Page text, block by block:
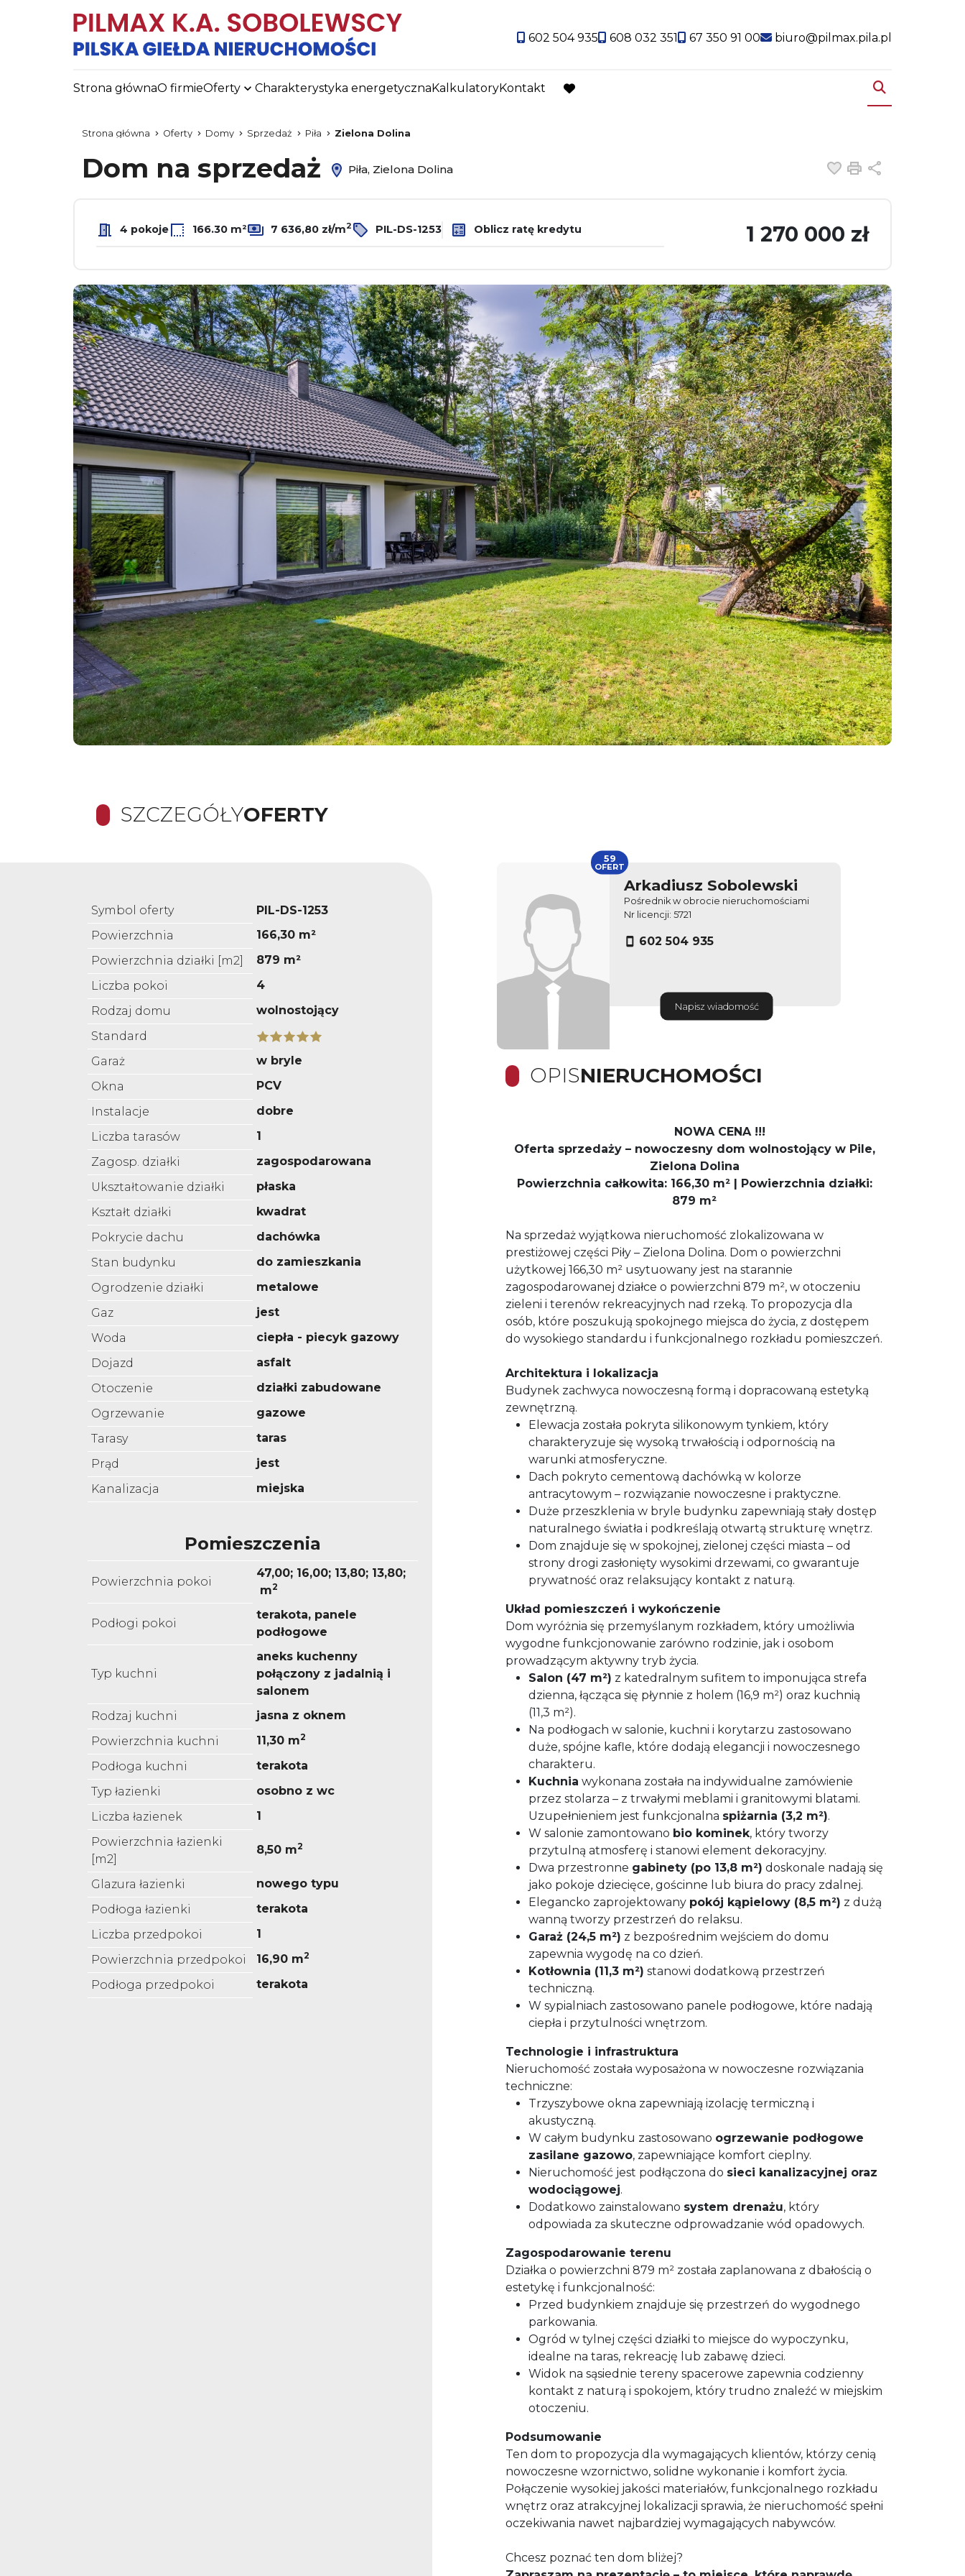
602 504 935 608 032 351 67 350 91 00 biuro@pilmax.pila.pl
Strona głównaO firmieOferty Charakterystyka energetycznaKalkulatoryKontakt
favorite
Strona główna Oferty Domy Sprzedaż Piła Zielona Dolina
Dom na sprzedaż Piła, Zielona Dolina Dodaj do
Drukuj
4 pokoje 166.30 m² 7 636,80 zł/m2 PIL-DS-1253 Oblicz ratę kredytu 1 270 000 zł
SZCZEGÓŁYOFERTY
Symbol oferty
PIL-DS-1253
Powierzchnia
166,30 m²
Powierzchnia działki [m2]
879 m²
Liczba pokoi
4
Rodzaj domu
wolnostojący
Standard
Garaż
w bryle
Okna
PCV
Instalacje
dobre
Liczba tarasów
1
Zagosp. działki
zagospodarowana
Ukształtowanie działki
płaska
Kształt działki
kwadrat
Pokrycie dachu
dachówka
Stan budynku
do zamieszkania
Ogrodzenie działki
metalowe
Gaz
jest
Woda
ciepła - piecyk gazowy
Dojazd
asfalt
Otoczenie
działki zabudowane
Ogrzewanie
gazowe
Tarasy
taras
Prąd
jest
Kanalizacja
miejska
Pomieszczenia
Powierzchnia pokoi
47,00; 16,00; 13,80; 13,80;
m2
Podłogi pokoi
terakota, panele
podłogowe
Typ kuchni
aneks kuchenny
połączony z jadalnią i
salonem
Rodzaj kuchni
jasna z oknem
Powierzchnia kuchni
11,30 m2
Podłoga kuchni
terakota
Typ łazienki
osobno z wc
Liczba łazienek
1
Powierzchnia łazienki
[m2]
8,50 m2
Glazura łazienki
nowego typu
Podłoga łazienki
terakota
Liczba przedpokoi
1
Powierzchnia przedpokoi
16,90 m2
Podłoga przedpokoi terakota
Arkadiusz Sobolewski
Pośrednik w obrocie nieruchomościami
Nr licencji: 5721
602 504 935
Napisz wiadomość
59
OFERT
OPISNIERUCHOMOŚCI
NOWA CENA !!!
Oferta sprzedaży – nowoczesny dom wolnostojący w Pile,
Zielona Dolina
Powierzchnia całkowita: 166,30 m² | Powierzchnia działki:
879 m²
Na sprzedaż wyjątkowa nieruchomość zlokalizowana w
prestiżowej części Piły – Zielona Dolina. Dom o powierzchni
użytkowej 166,30 m² usytuowany jest na starannie
zagospodarowanej działce o powierzchni 879 m², w otoczeniu
zieleni i terenów rekreacyjnych nad rzeką. To propozycja dla
osób, które poszukują spokojnego miejsca do życia, z dostępem
do wysokiego standardu i funkcjonalnego rozkładu pomieszczeń.
Architektura i lokalizacja
Budynek zachwyca nowoczesną formą i dopracowaną estetyką
zewnętrzną.
Elewacja została pokryta silikonowym tynkiem, który
charakteryzuje się wysoką trwałością i odpornością na
warunki atmosferyczne.
Dach pokryto cementową dachówką w kolorze
antracytowym – rozwiązanie nowoczesne i praktyczne.
Duże przeszklenia w bryle budynku zapewniają stały dostęp
naturalnego światła i podkreślają otwartą strukturę wnętrz.
Dom znajduje się w spokojnej, zielonej części miasta – od
strony drogi zasłonięty wysokimi drzewami, co gwarantuje
prywatność oraz relaksujący kontakt z naturą.
Układ pomieszczeń i wykończenie
Dom wyróżnia się przemyślanym rozkładem, który umożliwia
wygodne funkcjonowanie zarówno rodzinie, jak i osobom
prowadzącym aktywny tryb życia.
Salon (47 m²) z katedralnym sufitem to imponująca strefa
dzienna, łącząca się płynnie z holem (16,9 m²) oraz kuchnią
(11,3 m²).
Na podłogach w salonie, kuchni i korytarzu zastosowano
duże, spójne kafle, które dodają elegancji i nowoczesnego
charakteru.
Kuchnia wykonana została na indywidualne zamówienie
przez stolarza – z trwałymi meblami i granitowymi blatami.
Uzupełnieniem jest funkcjonalna spiżarnia (3,2 m²).
W salonie zamontowano bio kominek, który tworzy
przytulną atmosferę i stanowi element dekoracyjny.
Dwa przestronne gabinety (po 13,8 m²) doskonale nadają się
jako pokoje dziecięce, gościnne lub biura do pracy zdalnej.
Elegancko zaprojektowany pokój kąpielowy (8,5 m²) z dużą
wanną tworzy przestrzeń do relaksu.
Garaż (24,5 m²) z bezpośrednim wejściem do domu
zapewnia wygodę na co dzień.
Kotłownia (11,3 m²) stanowi dodatkową przestrzeń
techniczną.
W sypialniach zastosowano panele podłogowe, które nadają
ciepła i przytulności wnętrzom.
Technologie i infrastruktura
Nieruchomość została wyposażona w nowoczesne rozwiązania
techniczne:
Trzyszybowe okna zapewniają izolację termiczną i
akustyczną.
W całym budynku zastosowano ogrzewanie podłogowe
zasilane gazowo, zapewniające komfort cieplny.
Nieruchomość jest podłączona do sieci kanalizacyjnej oraz
wodociągowej.
Dodatkowo zainstalowano system drenażu, który
odpowiada za skuteczne odprowadzanie wód opadowych.
Zagospodarowanie terenu
Działka o powierzchni 879 m² została zaplanowana z dbałością o
estetykę i funkcjonalność:
Przed budynkiem znajduje się przestrzeń do wygodnego
parkowania.
Ogród w tylnej części działki to miejsce do wypoczynku,
idealne na taras, rekreację lub zabawę dzieci.
Widok na sąsiednie tereny spacerowe zapewnia codzienny
kontakt z naturą i spokojem, który trudno znaleźć w miejskim
otoczeniu.
Podsumowanie
Ten dom to propozycja dla wymagających klientów, którzy cenią
nowoczesne wzornictwo, solidne wykonanie i komfort życia.
Połączenie wysokiej jakości materiałów, funkcjonalnego rozkładu
wnętrz oraz atrakcyjnej lokalizacji sprawia, że nieruchomość spełni
oczekiwania nawet najbardziej wymagających nabywców.
Chcesz poznać ten dom bliżej?